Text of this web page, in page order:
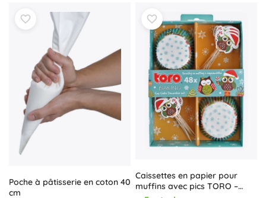
Poche à pâtisserie en coton 40
cm
Caissettes en papier pour
muffins avec pics TORO –